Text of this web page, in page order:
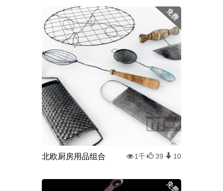
北欧厨房用品组合 1千 39 10